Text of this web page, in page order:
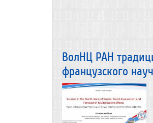
ВолНЦ РАН
французского